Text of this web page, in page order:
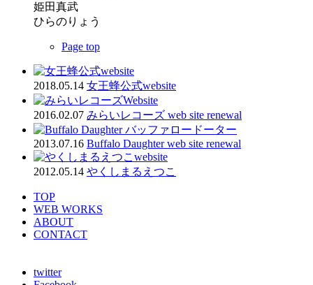
姫田真武
ひらのりょう
Page top
2018.05.14 女王蜂公式website
2016.02.07 みらいレコーズ web site renewal
2013.07.16 Buffalo Daughter web site renewal
2012.05.14 やくしまるえつこ
TOP
WEB WORKS
ABOUT
CONTACT
twitter